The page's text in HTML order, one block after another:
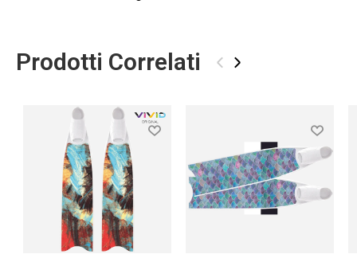
Prodotti Correlati ‹ ›